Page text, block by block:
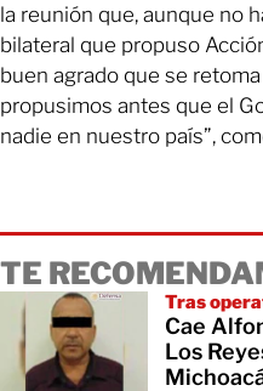
la reunión que, aunque no
bilateral que propuso
buen agrado que se
propusimos antes que el
nadie en nuestro país”,
TE
Tras
Cae
Los